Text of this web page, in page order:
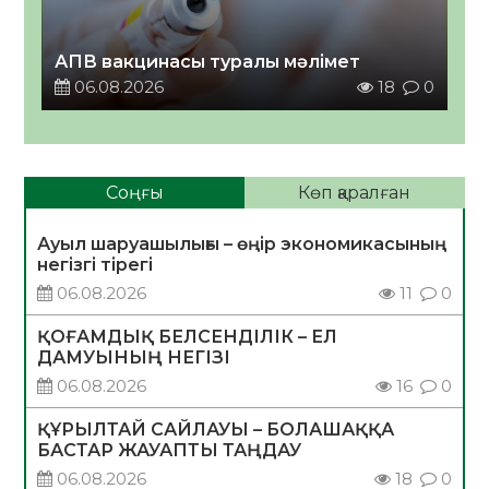
АПВ вакцинасы туралы мәлімет
06.08.2026
18 0
Соңғы Көп қаралған
Ауыл шаруашылығы – өңір экономикасының
негізгі тірегі
06.08.2026
11 0
ҚОҒАМДЫҚ БЕЛСЕНДІЛІК – ЕЛ
ДАМУЫНЫҢ НЕГІЗІ
06.08.2026
16 0
ҚҰРЫЛТАЙ САЙЛАУЫ – БОЛАШАҚҚА
БАСТАР ЖАУАПТЫ ТАҢДАУ
06.08.2026
18 0